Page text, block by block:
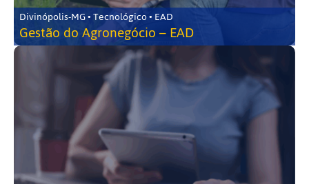
Divinópolis-MG • Tecnológico • EAD
Gestão do Agronegócio – EAD